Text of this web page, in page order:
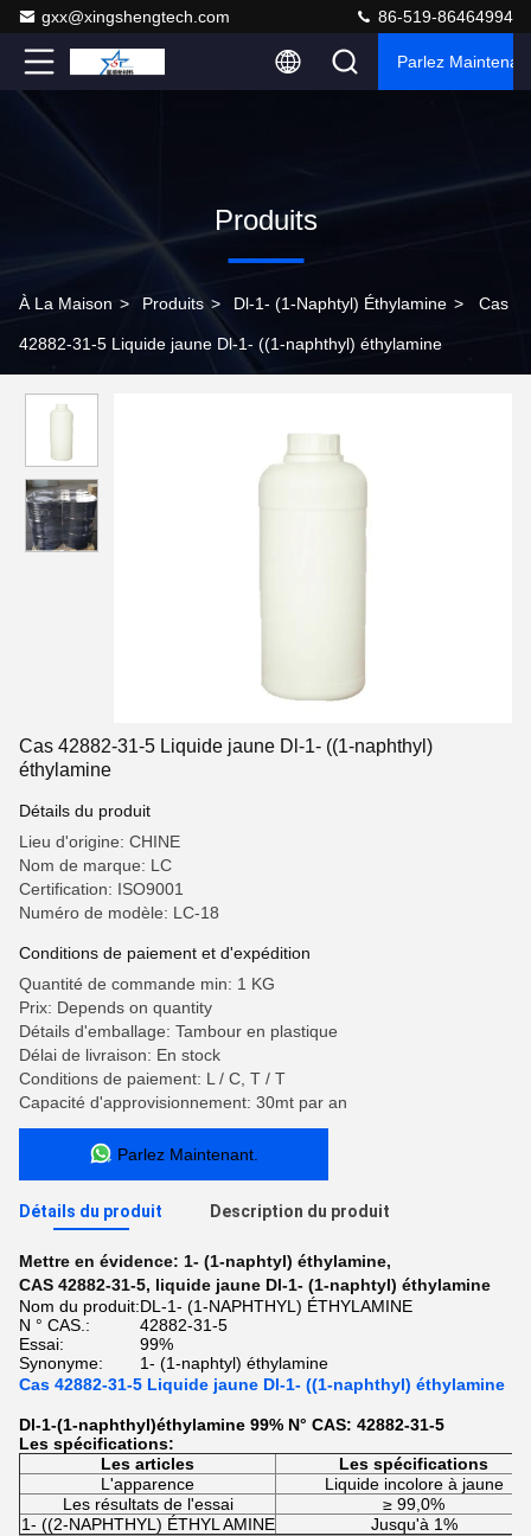
gxx@xingshengtech.com 86-519-86464994
Parlez
Produits
À La Maison > Produits > Dl-1- (1-Naphtyl) Éthylamine > Cas
42882-31-5 Liquide jaune Dl-1- ((1-naphthyl) éthylamine
Cas 42882-31-5 Liquide jaune Dl-1- ((1-naphthyl)
éthylamine
Détails du produit
Lieu d'origine: CHINE
Nom de marque: LC
Certification: ISO9001
Numéro de modèle: LC-18
Conditions de paiement et d'expédition
Quantité de commande min: 1 KG
Prix: Depends on quantity
Détails d'emballage: Tambour en plastique
Délai de livraison: En stock
Conditions de paiement: L / C, T / T
Capacité d'approvisionnement: 30mt par an
Parlez Maintenant.
Détails du produit Description du produit
Mettre en évidence: 1- (1-naphtyl) éthylamine,
CAS 42882-31-5, liquide jaune Dl-1- (1-naphtyl) éthylamine
Nom du produit:DL-1- (1-NAPHTHYL) ÉTHYLAMINE
N ° CAS.:
42882-31-5
Essai:
99%
Synonyme:
1- (1-naphtyl) éthylamine
Cas 42882-31-5 Liquide jaune Dl-1- ((1-naphthyl) éthylamine
Dl-1-(1-naphthyl)éthylamine 99% N° CAS: 42882-31-5
Les spécifications:
Les articles
Les spécifications
L'apparence
Liquide incolore à jaune
Les résultats de l'essai
≥ 99,0%
1- ((2-NAPHTHYL) ÉTHYL AMINE
Jusqu'à 1%